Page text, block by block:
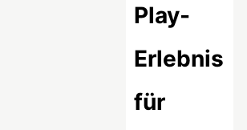
Play-
Erlebnis
für